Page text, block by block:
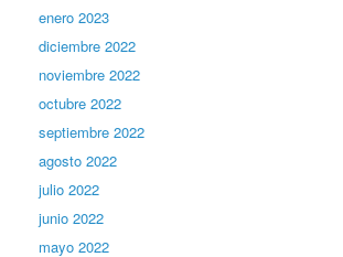
enero 2023
diciembre 2022
noviembre 2022
octubre 2022
septiembre 2022
agosto 2022
julio 2022
junio 2022
mayo 2022